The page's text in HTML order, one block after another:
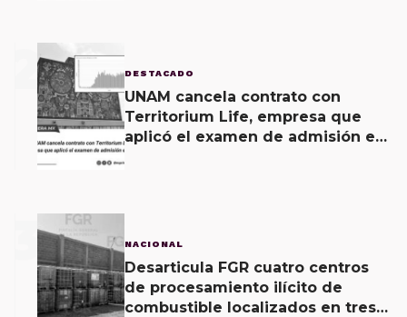
2 DESTACADO
UNAM cancela contrato con
Territorium Life, empresa que
aplicó el examen de admisión en
3 NACIONAL
Desarticula FGR cuatro centros
de procesamiento ilícito de
combustible localizados en tres